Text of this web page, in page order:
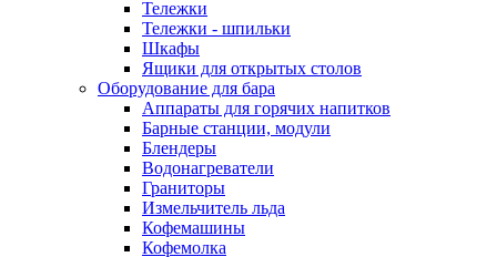
Тележки
Тележки - шпильки
Шкафы
Ящики для открытых столов
Оборудование для бара
Аппараты для горячих напитков
Барные станции, модули
Блендеры
Водонагреватели
Граниторы
Измельчитель льда
Кофемашины
Кофемолка